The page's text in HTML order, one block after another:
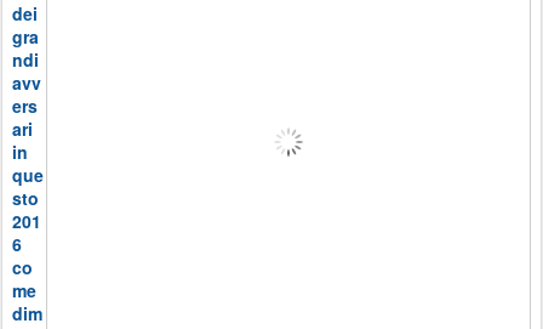
dei
gra
ndi
avv
ers
ari
in
que
sto
201
6
co
me
dim